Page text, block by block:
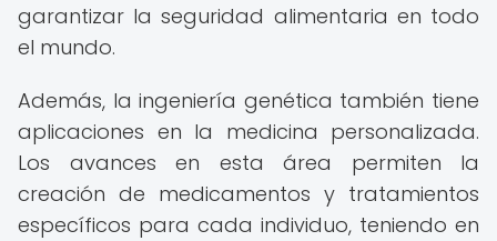
garantizar la seguridad alimentaria en todo
el mundo.
Además, la ingeniería genética también tiene
aplicaciones en la medicina personalizada.
Los avances en esta área permiten la
creación de medicamentos y tratamientos
específicos para cada individuo, teniendo en